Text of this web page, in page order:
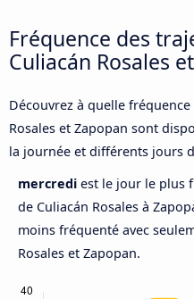
Fréquence des
Culiacán Rosales
Découvrez à quelle
Rosales et Zapopan sont
la journée et différents jours
mercredi est le jour le plus
de Culiacán Rosales à
moins fréquenté avec
Rosales et Zapopan.